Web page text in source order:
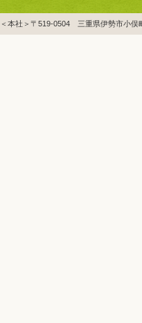
＜本社＞〒519-0504 三重県伊勢市小